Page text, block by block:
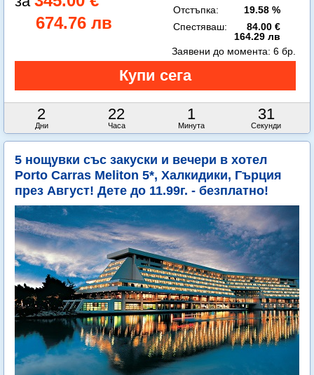
674.76 лв
Отстъпка:
19.58 %
Спестяваш:
84.00 €
164.29 лв
2
Дни
22
Часа
1
Минута
29
Секунди
Заявени до момента: 6 бр.
5 нощувки със закуски и вечери в хотел
Porto Carras Meliton 5*, Халкидики, Гърция
през Август! Дете до 11.99г. - безплатно!